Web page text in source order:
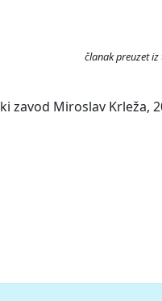
članak preuzet
zavod Miroslav Krleža,